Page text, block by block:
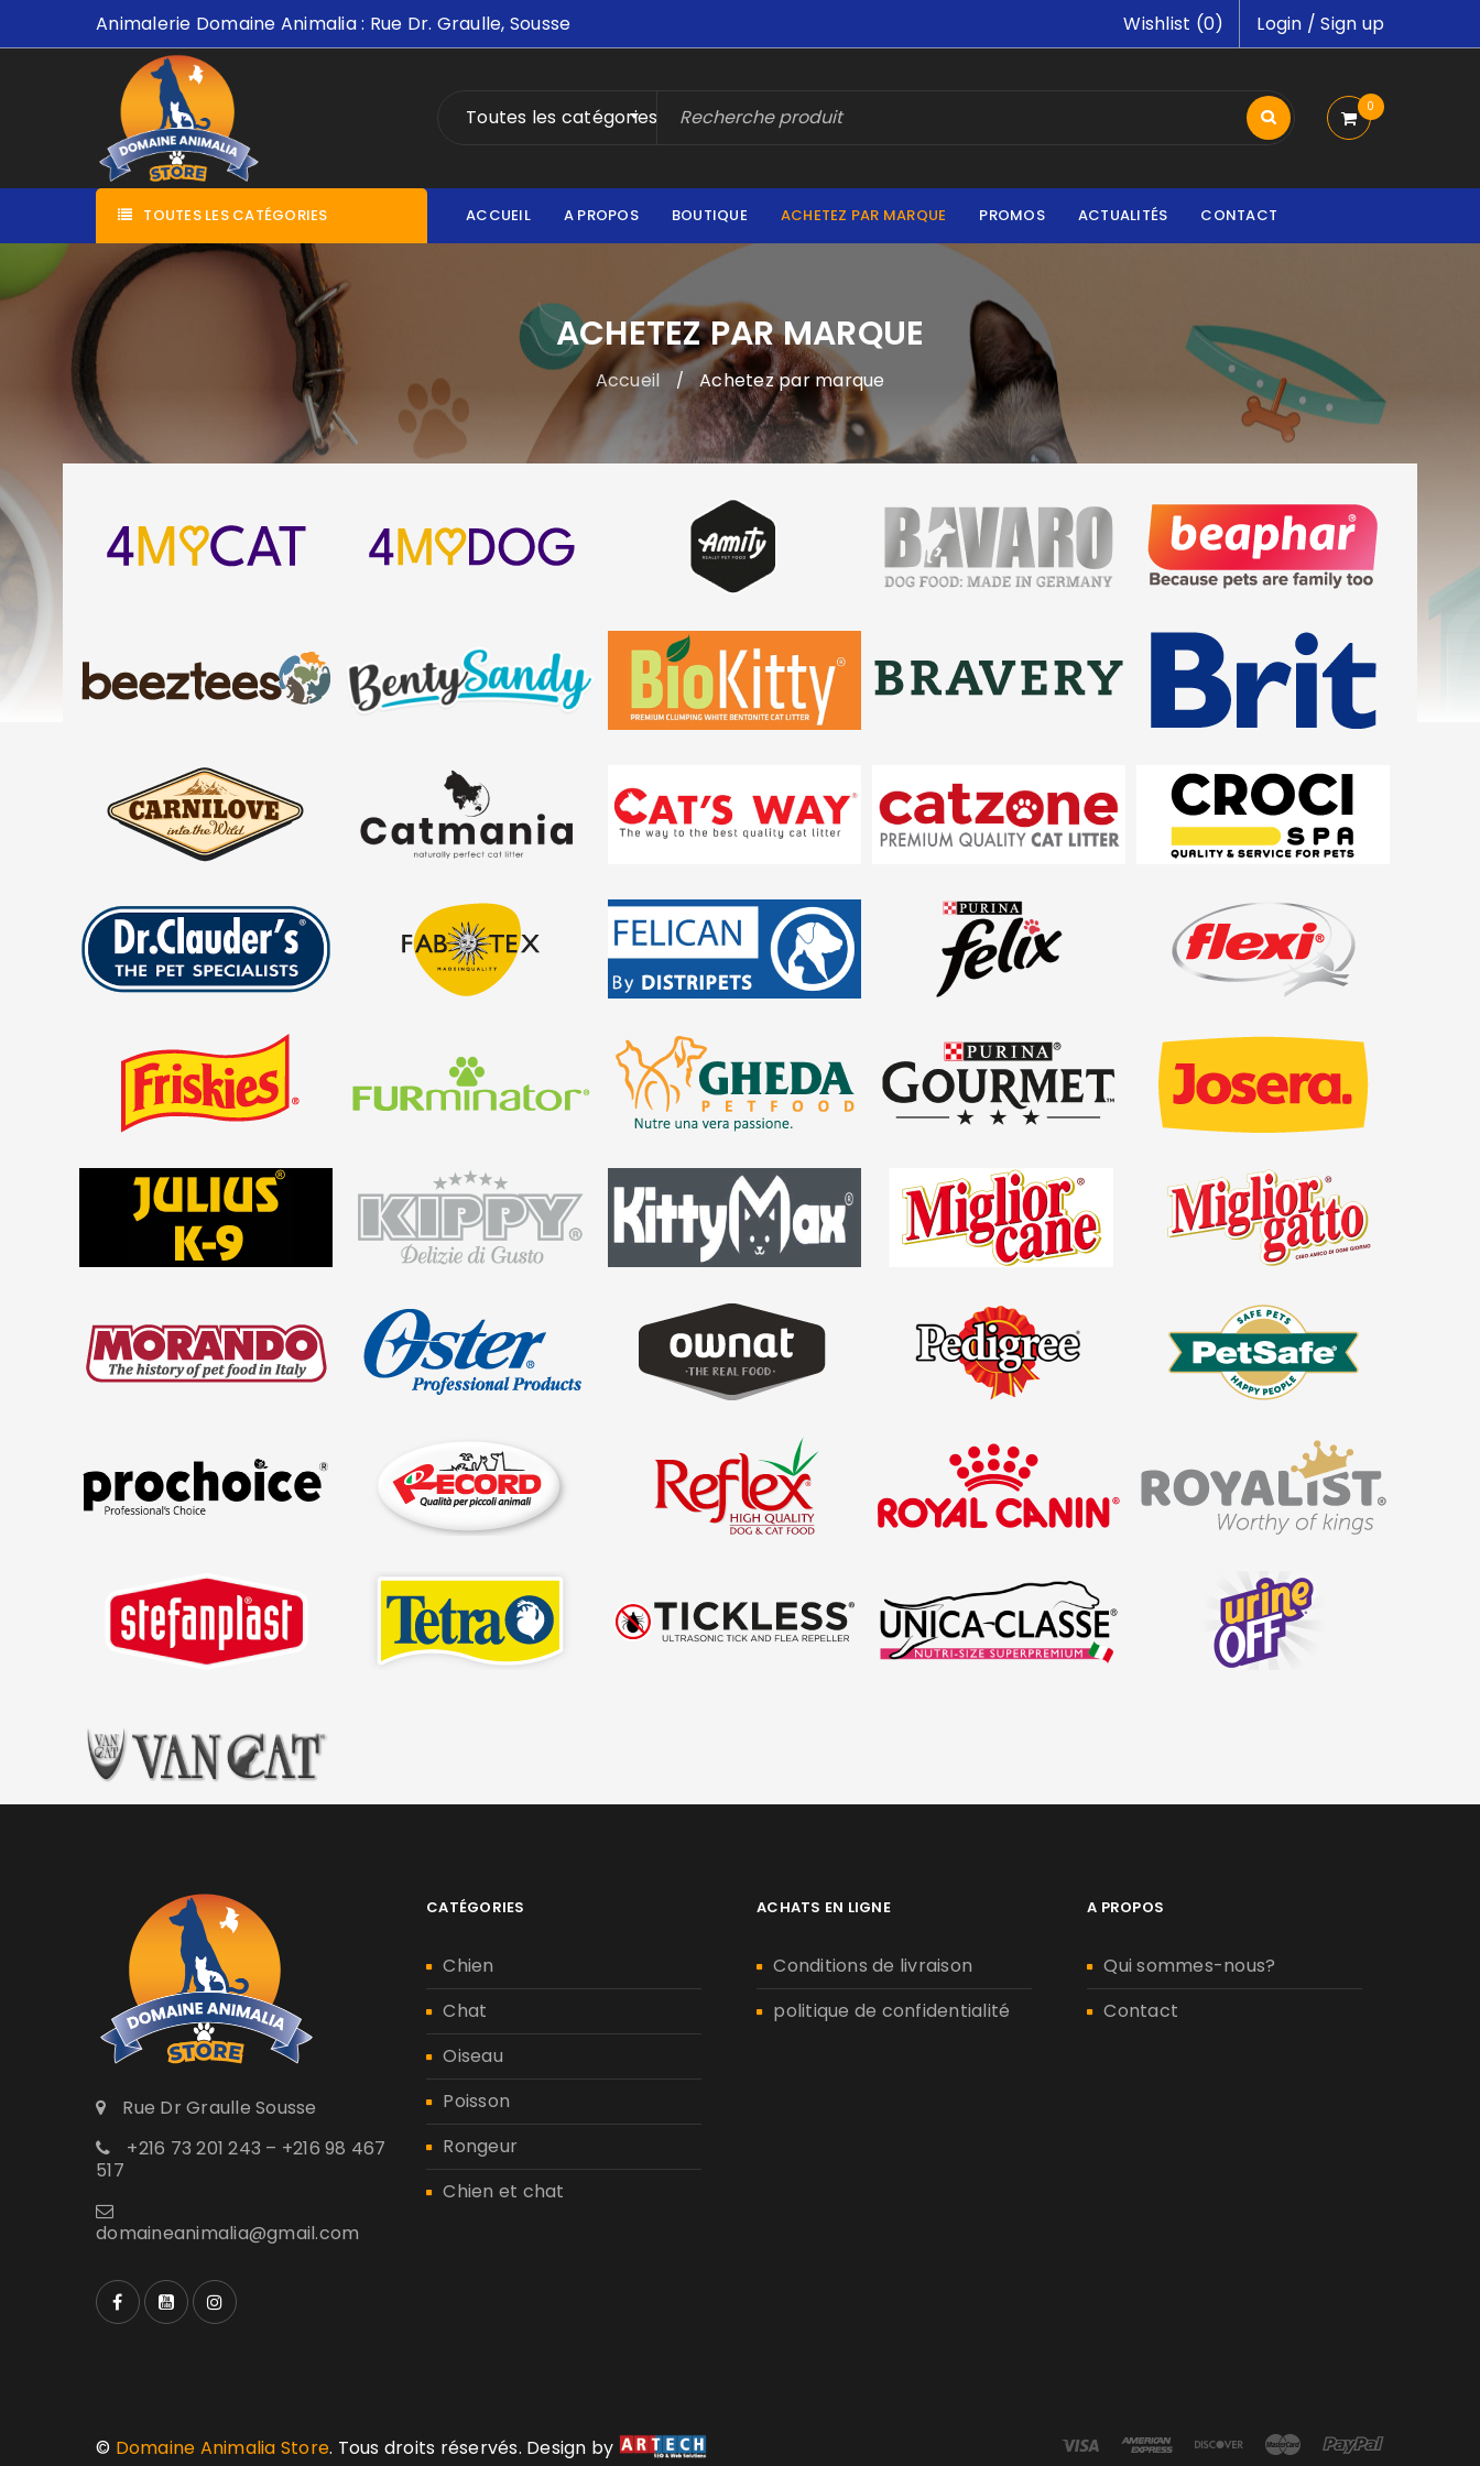
Animalerie Domaine Animalia : Rue Dr. Graulle, Sousse Login /Sign up
Wishlist (0)
Toutes les catégories 0
TOUTES LES CATÉGORIES ACCUEIL A PROPOS BOUTIQUE ACHETEZ PAR MARQUE PROMOS ACTUALITÉS CONTACT
ACHETEZ PAR MARQUE
Accueil / Achetez par marque
Rue Dr Graulle Sousse
+216 73 201 243 – +216 98 467
517
domaineanimalia@gmail.com
CATÉGORIES
Chien
Chat
Oiseau
Poisson
Rongeur
Chien et chat
ACHATS EN LIGNE
Conditions de livraison
politique de confidentialité
A PROPOS
Qui sommes-nous?
Contact
© Domaine Animalia Store. Tous droits réservés. Design by